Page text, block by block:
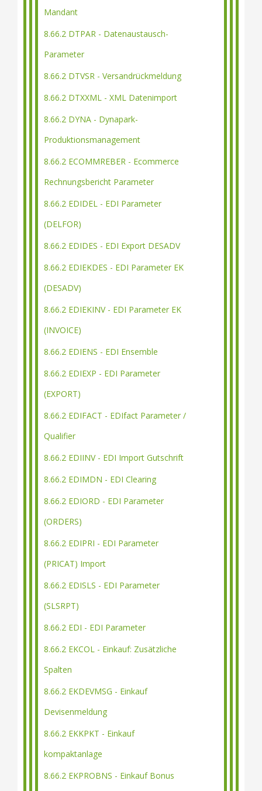
Mandant
8.66.2 DTPAR - Datenaustausch-
Parameter
8.66.2 DTVSR - Versandrückmeldung
8.66.2 DTXXML - XML Datenimport
8.66.2 DYNA - Dynapark-
Produktionsmanagement
8.66.2 ECOMMREBER - Ecommerce
Rechnungsbericht Parameter
8.66.2 EDIDEL - EDI Parameter
(DELFOR)
8.66.2 EDIDES - EDI Export DESADV
8.66.2 EDIEKDES - EDI Parameter EK
(DESADV)
8.66.2 EDIEKINV - EDI Parameter EK
(INVOICE)
8.66.2 EDIENS - EDI Ensemble
8.66.2 EDIEXP - EDI Parameter
(EXPORT)
8.66.2 EDIFACT - EDIfact Parameter /
Qualifier
8.66.2 EDIINV - EDI Import Gutschrift
8.66.2 EDIMDN - EDI Clearing
8.66.2 EDIORD - EDI Parameter
(ORDERS)
8.66.2 EDIPRI - EDI Parameter
(PRICAT) Import
8.66.2 EDISLS - EDI Parameter
(SLSRPT)
8.66.2 EDI - EDI Parameter
8.66.2 EKCOL - Einkauf: Zusätzliche
Spalten
8.66.2 EKDEVMSG - Einkauf
Devisenmeldung
8.66.2 EKKPKT - Einkauf
kompaktanlage
8.66.2 EKPROBNS - Einkauf Bonus